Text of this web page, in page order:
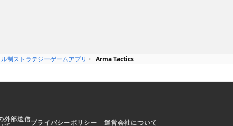
制ストラテジーゲームアプリ
Arma Tactics
外部送信プライバシーポリシー 運営会社について